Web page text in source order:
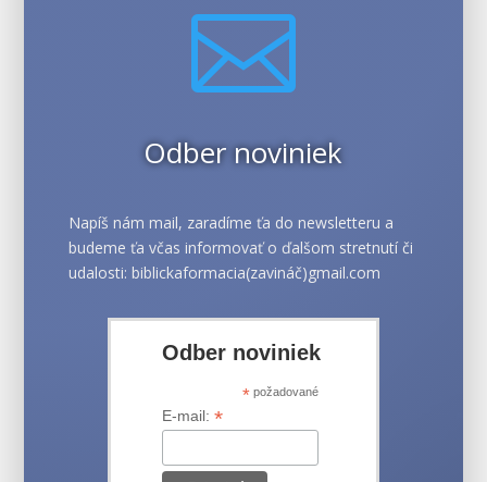

Odber noviniek
Napíš nám mail, zaradíme ťa do newsletteru a
budeme ťa včas informovať o ďalšom stretnutí či
udalosti: biblickaformacia(zavináč)gmail.com
Odber noviniek
*požadované
E-mail: *